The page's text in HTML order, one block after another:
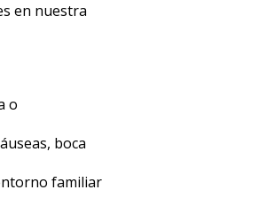
en nuestra
o
boca
familiar